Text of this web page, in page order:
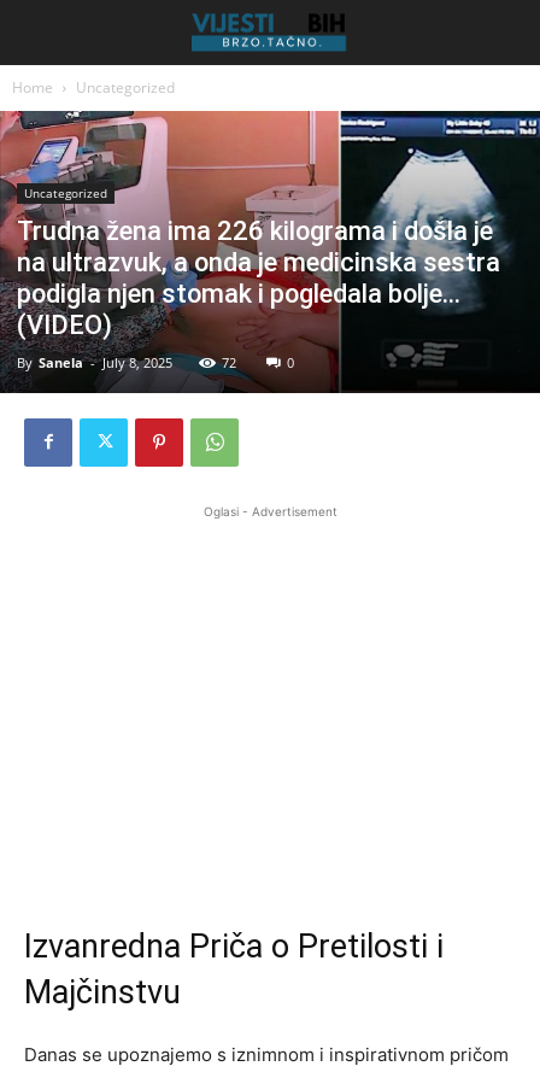
Home Uncategorized
Uncategorized
Trudna žena ima 226 kilograma i došla je
na ultrazvuk, a onda je medicinska sestra
podigla njen stomak i pogledala bolje…
(VIDEO)
By Sanela - July 8, 2025 72 0
Oglasi - Advertisement
Izvanredna Priča o Pretilosti i
Majčinstvu
Danas se upoznajemo s iznimnom i inspirativnom pričom